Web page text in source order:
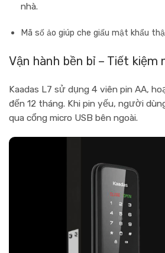
nhà.
Mã số ảo giúp che giấu mật khẩu
Vận hành bền bỉ – Tiết kiệm
Kaadas L7 sử dụng 4 viên pin AA,
đến 12 tháng. Khi pin yếu, người
qua cổng micro USB bên ngoài.